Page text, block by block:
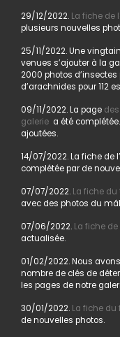
29/12/2022. La fiche de
plusieurs nouvelles
25/11/2022. Une
venues s’ajouter à la
2000 photos d’insectes
d’arachnides pour 112
09/11/2022. La page
galerie a été
ajoutées.
14/07/2022. La fiche de
complétée par de
07/07/2022. La fiche
avec des photos du
07/06/2022. La fiche
actualisée.
01/02/2022. Nous
nombre de clés de
les pages de notre
30/01/2022. La fiche
de nouvelles photos.